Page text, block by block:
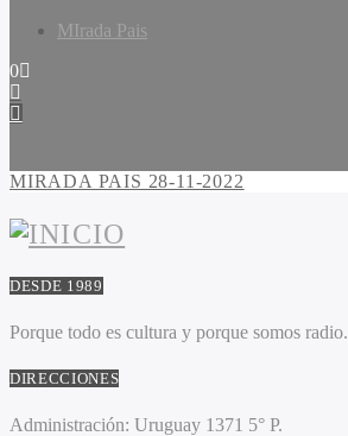
MIrada Pais
0
MIRADA PAIS 28-11-2022
DESDE 1989
Porque todo es cultura y porque somos radio.
DIRECCIONES
Administración: Uruguay 1371 5° P.